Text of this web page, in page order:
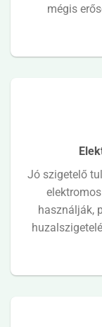
mégis
Jó szigetelő
használják,